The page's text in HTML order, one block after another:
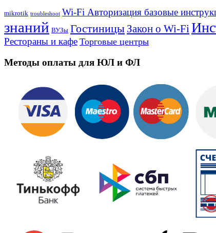
mikrotik troubleshoot Wi-Fi Авторизация базовые
знаний ВУЗы Гостиницы Закон о Wi-Fi
Рестораны и кафе Торговые центры
Методы оплаты для ЮЛ и ФЛ